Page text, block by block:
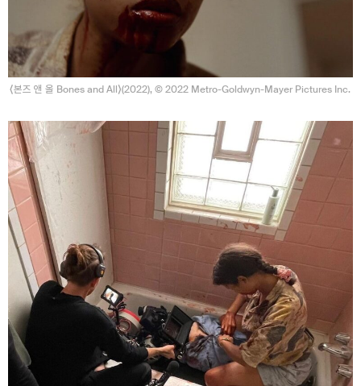
⟨본즈 앤 올 Bones and All⟩(2022), © 2022 Metro-Goldwyn-Mayer Pictures Inc.